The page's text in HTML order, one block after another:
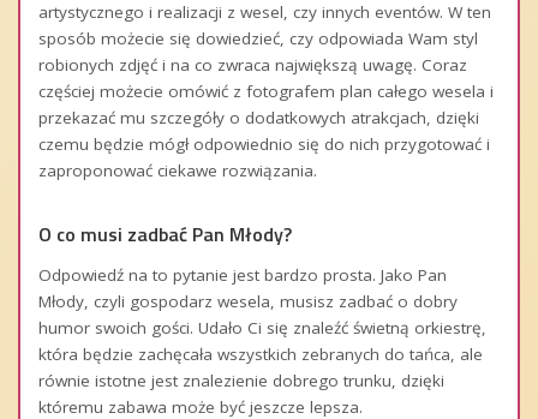
artystycznego i realizacji z wesel, czy innych eventów. W ten
sposób możecie się dowiedzieć, czy odpowiada Wam styl
robionych zdjęć i na co zwraca największą uwagę. Coraz
częściej możecie omówić z fotografem plan całego wesela i
przekazać mu szczegóły o dodatkowych atrakcjach, dzięki
czemu będzie mógł odpowiednio się do nich przygotować i
zaproponować ciekawe rozwiązania.
O co musi zadbać Pan Młody?
Odpowiedź na to pytanie jest bardzo prosta. Jako Pan
Młody, czyli gospodarz wesela, musisz zadbać o dobry
humor swoich gości. Udało Ci się znaleźć świetną orkiestrę,
która będzie zachęcała wszystkich zebranych do tańca, ale
równie istotne jest znalezienie dobrego trunku, dzięki
któremu zabawa może być jeszcze lepsza.